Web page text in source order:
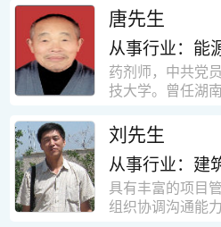
快掌握一种新事
许我不是最好的
面广泛，头脑灵
创新精神。
目经理、专业监
多各种结构的工
1986年就职于新
务公司建筑三工
项目有：职工居
砖混结构。职工
方。1987至
第二建筑公司，
建设项目施工员
裙楼一栋8000平
栋16000平方，6
意识，丰富的经
立处理各种工程
通协调能力和组
的房地产方面工
农产品集团南昌
识，能够合理高
人员结构调整；
司管理经验，以
能力。 ? 自认为
责任心、有敬业
力的职业经理人
唐先生
从事行业：能
药剂师，中共党
技大学。曾任湖
员、理事。高级
药学会高级会员
丙戊酸镁缓释片
利人。
刘先生
从事行业：建
具有丰富的项目
组织协调沟通能